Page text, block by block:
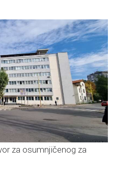
za osumnjičenog za